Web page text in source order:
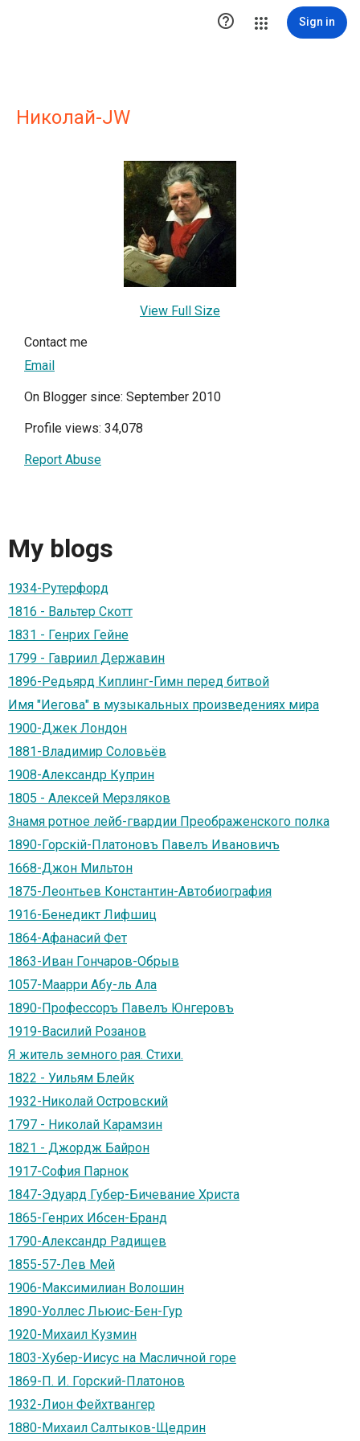
 Sign in
Николай-JW
View Full Size
Contact me
Email
On Blogger since: September 2010
Profile views: 34,078
Report Abuse
My blogs
1934-Рутерфорд
1816 - Вальтер Скотт
1831 - Генрих Гейне
1799 - Гавриил Державин
1896-Редьярд Киплинг-Гимн перед битвой
Имя "Иегова" в музыкальных произведениях мира
1900-Джек Лондон
1881-Владимир Соловьёв
1908-Александр Куприн
1805 - Алексей Мерзляков
Знамя ротное лейб-гвардии Преображенского полка
1890-Горскій-Платоновъ Павелъ Ивановичъ
1668-Джон Мильтон
1875-Леонтьев Константин-Автобиография
1916-Бенедикт Лифшиц
1864-Афанасий Фет
1863-Иван Гончаров-Обрыв
1057-Маарри Абу-ль Ала
1890-Профессоръ Павелъ Юнгеровъ
1919-Василий Розанов
Я житель земного рая. Стихи.
1822 - Уильям Блейк
1932-Николай Островский
1797 - Николай Карамзин
1821 - Джордж Байрон
1917-София Парнок
1847-Эдуард Губер-Бичевание Христа
1865-Генрих Ибсен-Бранд
1790-Александр Радищев
1855-57-Лев Мей
1906-Максимилиан Волошин
1890-Уоллес Льюис-Бен-Гур
1920-Михаил Кузмин
1803-Хубер-Иисус на Масличной горе
1869-П. И. Горский-Платонов
1932-Лион Фейхтвангер
1880-Михаил Салтыков-Щедрин